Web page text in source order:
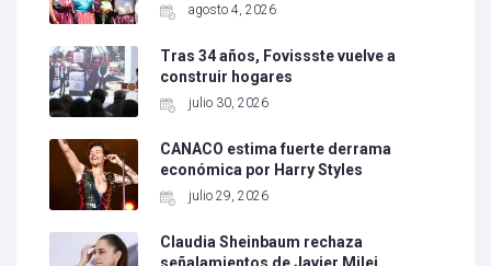
agosto 4, 2026
Tras 34 años, Fovissste vuelve a
construir hogares
julio 30, 2026
CANACO estima fuerte derrama
económica por Harry Styles
julio 29, 2026
Claudia Sheinbaum rechaza